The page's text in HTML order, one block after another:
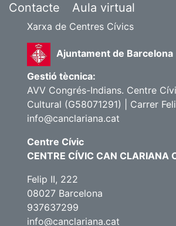
Contacte Aula virtual
Xarxa de Centres Cívics
Ajuntament de Barcelona
Gestió tècnica:
AVV Congrés-Indians. Centre
Cultural (G58071291) | Carrer
info@canclariana.cat
Centre Cívic
CENTRE CÍVIC CAN CLARIANA
Felip II, 222
08027 Barcelona
937637299
info@canclariana.cat